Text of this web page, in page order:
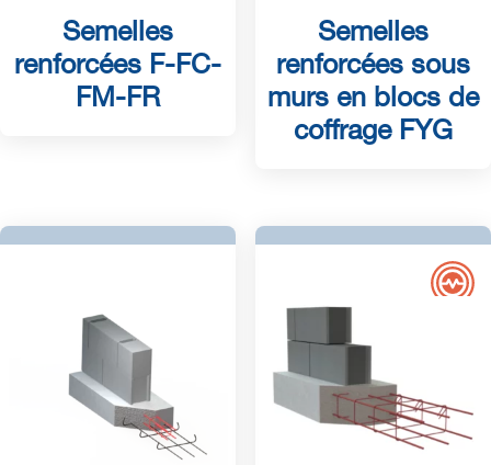
Semelles
renforcées F-FC-
FM-FR
Semelles
renforcées sous
murs en blocs de
coffrage FYG